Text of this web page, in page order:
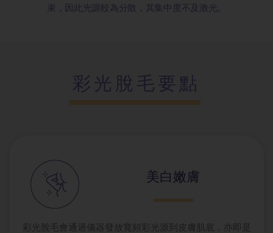
束，因此光源較為分散，其集中度不及激光。
彩光脫毛要點
美白嫩膚
彩光脫毛會通過儀器發放寬頻彩光源到皮膚肌底，亦即是